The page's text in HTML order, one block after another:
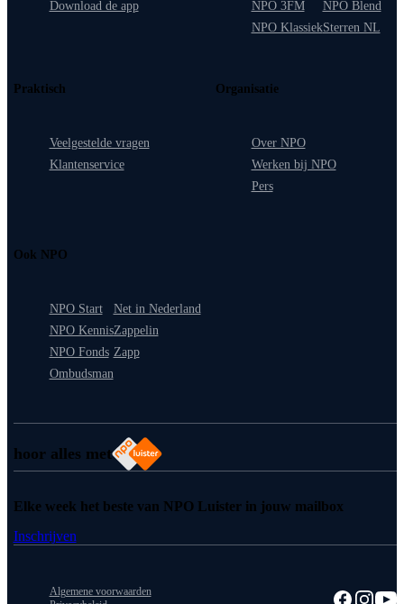
hoor alles met
Download de app
NPO 3FM
NPO Klassiek
NPO Blend
Sterren NL
Praktisch
Veelgestelde vragen
Klantenservice
Organisatie
Over NPO
Werken bij NPO
Pers
Ook NPO
NPO Start
NPO Kennis
NPO Fonds
Ombudsman
Net in Nederland
Zappelin
Zapp
Elke week het beste van NPO Luister in jouw mailbox
Inschrijven
Algemene voorwaarden